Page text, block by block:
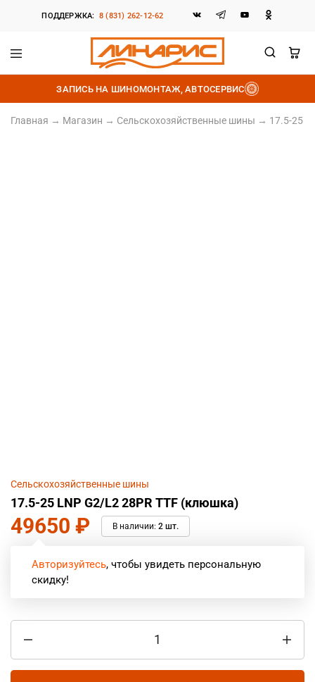
ПОДДЕРЖКА: 8 (831) 262-12-62
Линарис
Продажа
шин,
дисков
и
аккумуляторов
ЗАПИСЬ НА ШИНОМОНТАЖ, АВТОСЕРВИС
Главная → Магазин → Сельскохозяйственные шины → 17.5-25
Сельскохозяйственные шины
17.5-25 LNP G2/L2 28PR TTF (клюшка)
49650 ₽ В наличии: 2 шт.
Авторизуйтесь, чтобы увидеть персональную
скидку!